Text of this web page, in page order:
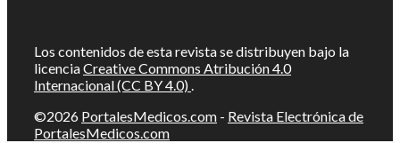
Los contenidos de esta revista se distribuyen bajo la
licenciaCreative Commons Atribución 4.0
Internacional (CC BY 4.0) .
©2026 PortalesMedicos.com - Revista Electrónica de
PortalesMedicos.com